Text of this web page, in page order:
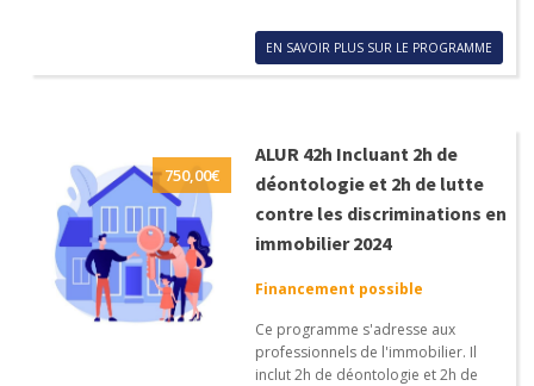
EN SAVOIR PLUS SUR LE PROGRAMME
750,00€
ALUR 42h Incluant 2h de
déontologie et 2h de lutte
contre les discriminations en
immobilier 2024
Financement possible
Ce programme s'adresse aux
professionnels de l'immobilier. Il
inclut 2h de déontologie et 2h de